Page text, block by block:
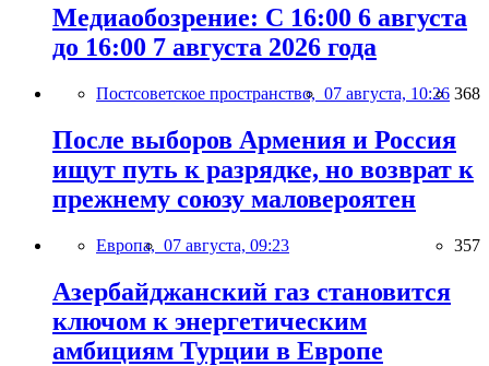
Медиаобозрение: С 16:00 6 августа
до 16:00 7 августа 2026 года
Постсоветское пространство, 07 августа, 10:26 368
После выборов Армения и Россия
ищут путь к разрядке, но возврат к
прежнему союзу маловероятен
Европа, 07 августа, 09:23 357
Азербайджанский газ становится
ключом к энергетическим
амбициям Турции в Европе